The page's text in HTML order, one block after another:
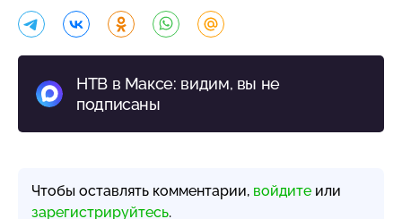
НТВ в Максе: видим, вы не
подписаны
Чтобы оставлять комментарии, войдите или
зарегистрируйтесь.